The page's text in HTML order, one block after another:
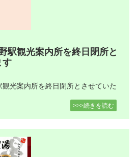
駅観光案内所を終日閉所と
す
光案内所を終日閉所とさせていた
>>>続きを読む